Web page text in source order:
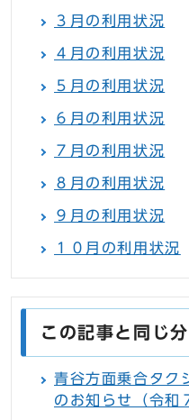
３月の利用状況
４月の利用状況
５月の利用状況
６月の利用状況
７月の利用状況
８月の利用状況
９月の利用状況
１０月の利用状況
この記事と同じ
青谷方面乗合タ
のお知らせ（令和